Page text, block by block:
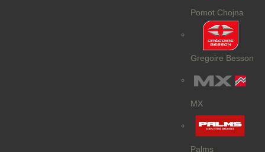
Pomot Chojna
Gregoire Besson
MX
Palms